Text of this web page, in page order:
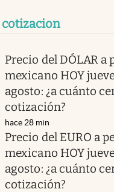
cotizacion
Precio del DÓLAR a
mexicano HOY
agosto: ¿a cuánto
cotización?
hace 28 min
Precio del EURO a
mexicano HOY
agosto: ¿a cuánto
cotización?